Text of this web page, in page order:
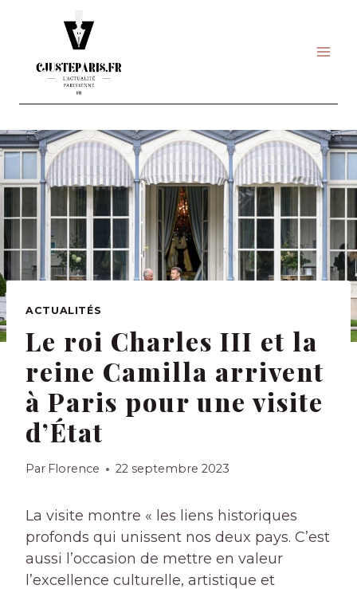
ACTUALITÉS
Le roi Charles III et la
reine Camilla arrivent
à Paris pour une visite
d’État
Par Florence 22 septembre 2023
La visite montre « les liens historiques
profonds qui unissent nos deux pays. C’est
aussi l’occasion de mettre en valeur
l’excellence culturelle, artistique et